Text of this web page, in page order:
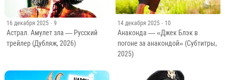
16 декабря 2025 · 9
Астрал. Амулет зла — Русский
трейлер (Дубляж, 2026)
14 декабря 2025 · 10
Анаконда — «Джек Блэк в
погоне за анакондой» (Субтитры,
2025)